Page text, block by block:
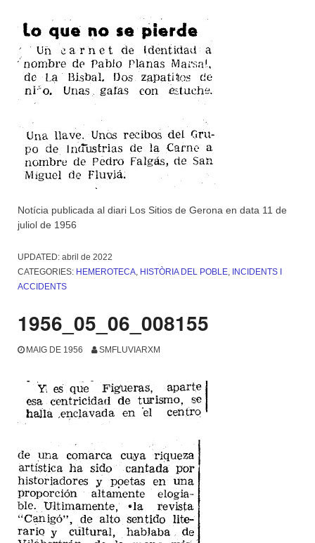
Notícia publicada al diari Los Sitios de Gerona en data 11 de
juliol de 1956
UPDATED: abril de 2022
CATEGORIES: HEMEROTECA, HISTÒRIA DEL POBLE, INCIDENTS I
ACCIDENTS
1956_05_06_008155
MAIG DE 1956 SMFLUVIARXM